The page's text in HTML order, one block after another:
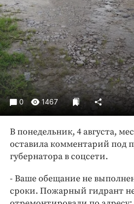
Недвижимость и ЖКХ
Образование
Общество
Погода
Праздники
Происшествия
Спорт
Экономика и бизнес
ПРОЕКТЫ
Блоги
Издания
Медиаперсона
Интересное чтиво
0 1467
В понедельник, 4 августа,
оставила комментарий под
губернатора в соцсети.
- Ваше обещание не
сроки. Пожарный гидрант